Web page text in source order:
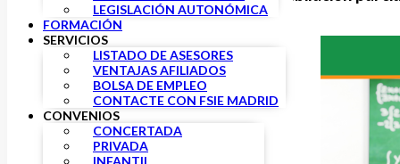
LEGISLACIÓN AUTONÓMICA
FORMACIÓN
SERVICIOS
LISTADO DE ASESORES
VENTAJAS AFILIADOS
BOLSA DE EMPLEO
CONTACTE CON FSIE MADRID
CONVENIOS
CONCERTADA
PRIVADA